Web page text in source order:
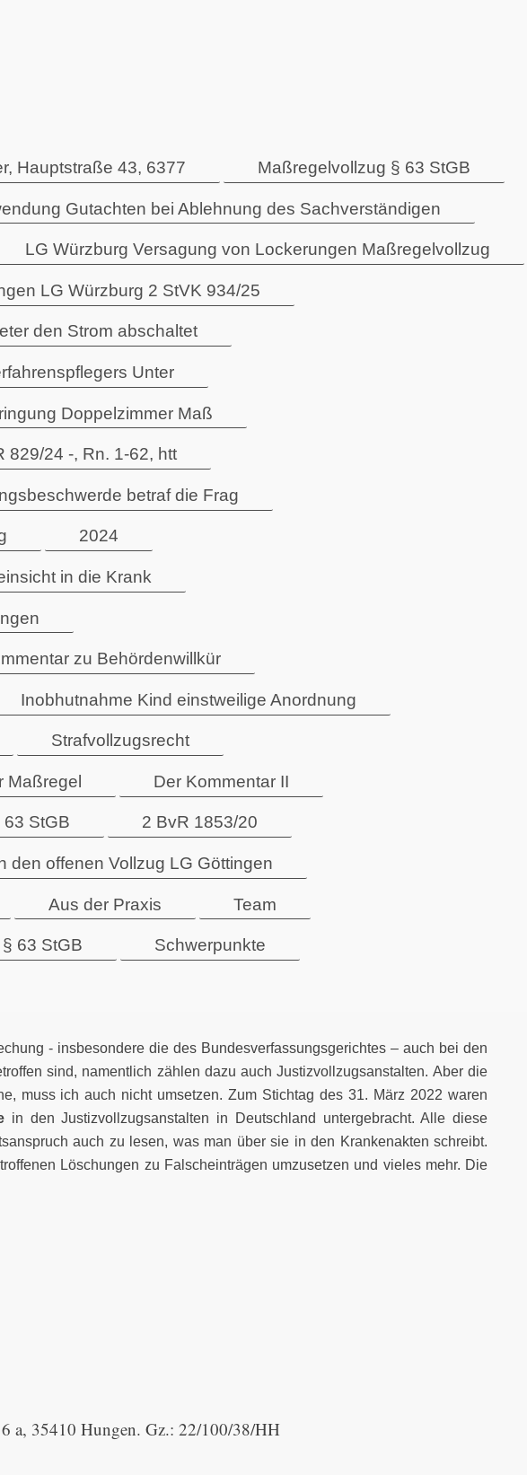
Hauptstraße 43, 6377 Maßregelvollzug § 63 StGB
Gutachten bei Ablehnung des Sachverständigen
LG Würzburg Versagung von Lockerungen Maßregelvollzug
LG Würzburg 2 StVK 934/25
den Strom abschaltet
Unter
Doppelzimmer Maß
829/24 -, Rn. 1-62, htt
betraf die Frag
2024
in die Krank
zu Behördenwillkür
Inobhutnahme Kind einstweilige Anordnung
Strafvollzugsrecht
Maßregel Der Kommentar II
StGB 2 BvR 1853/20
den offenen Vollzug LG Göttingen
Aus der Praxis Team
63 StGB Schwerpunkte
- insbesondere die des Bundesverfassungsgerichtes – auch bei den
sind, namentlich zählen dazu auch Justizvollzugsanstalten. Aber die
muss ich auch nicht umsetzen. Zum Stichtag des 31. März 2022 waren
in den Justizvollzugsanstalten in Deutschland untergebracht. Alle diese
auch zu lesen, was man über sie in den Krankenakten schreibt.
Löschungen zu Falscheinträgen umzusetzen und vieles mehr. Die
a, 35410 Hungen. Gz.: 22/100/38/HH